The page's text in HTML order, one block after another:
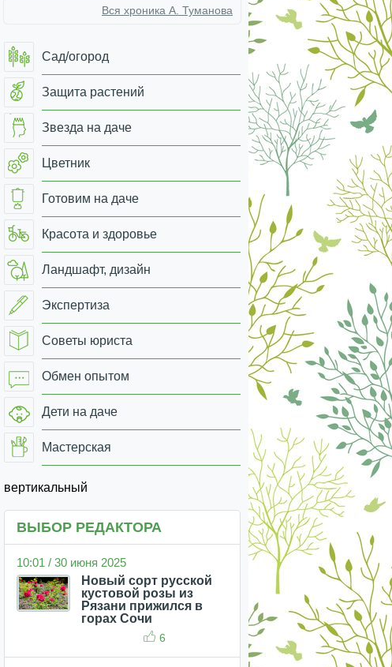
Вся хроника А. Туманова
Сад/огород
Защита растений
Звезда на даче
Цветник
Готовим на даче
Красота и здоровье
Ландшафт, дизайн
Экспертиза
Советы юриста
Обмен опытом
Дети на даче
Мастерская
вертикальный
ВЫБОР РЕДАКТОРА
10:01 / 30 июня 2025
Новый сорт русской
кустовой розы из
Рязани прижился в
горах Сочи
6